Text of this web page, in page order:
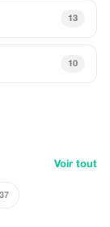
13
10
Voir tout
37